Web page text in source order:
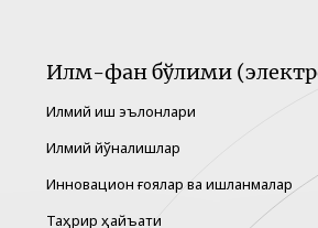
Илм-фан бўлими
Илмий иш эълонлари
Илмий йўналишлар
Инновацион ғоялар ва ишланмалар
Таҳрир ҳайъати